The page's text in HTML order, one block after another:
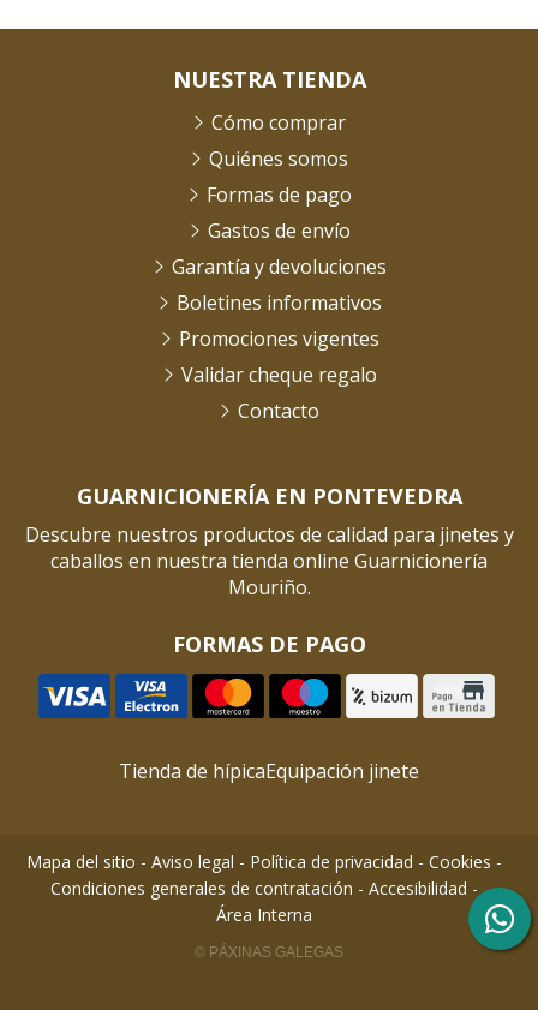
GUARNICIONERÍA EN PONTEVEDRA
Descubre nuestros productos de calidad para jinetes y
caballos en nuestra tienda online Guarnicionería
Mouriño.
FORMAS DE PAGO
NUESTRA TIENDA
Cómo comprar
Quiénes somos
Formas de pago
Gastos de envío
Garantía y devoluciones
Boletines informativos
Promociones vigentes
Validar cheque regalo
Contacto
Tienda de hípicaEquipación jinete
Mapa del sitio - Aviso legal - Política de privacidad - Cookies -
Condiciones generales de contratación - Accesibilidad -
Área Interna
© PÁXINAS GALEGAS